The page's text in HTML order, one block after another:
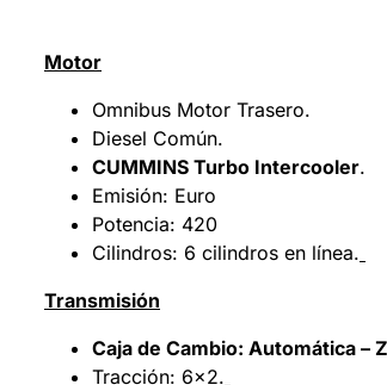
Motor
Omnibus Motor Trasero.
Diesel Común.
CUMMINS Turbo Intercooler.
Emisión: Euro
Potencia: 420
Cilindros: 6 cilindros en línea.
Transmisión
Caja de Cambio: Automática –
Tracción: 6×2.